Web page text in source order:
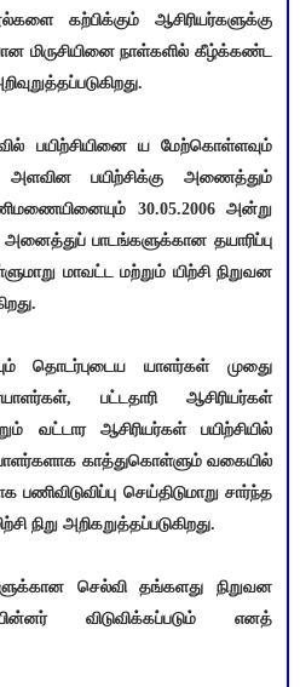
கற்பிக்கும் ஆசிரியர்களுக்கு
மிருசியினை நாள்களில் கீழ்க்கண்ட
பயிற்சியினை ய மேற்கொள்ளவும்
அளவின பயிற்சிக்கு அணைத்தும்
30.05.2006 அன்று
பாடங்களுக்கான தயாரிப்பு
மாவட்ட மற்றும் யிற்சி நிறுவன
தொடர்புடைய யாளர்கள் முதுை
பட்டதாரி ஆசிரியர்கள்
வட்டார ஆசிரியர்கள் பயிற்சியில்
காத்துகொள்ளும் வகையில்
பணிவிடுவிப்பு செய்திடுமாறு சார்ந்த
நிறு அறிகறுத்தப்படுகிறது.
செல்வி தங்களது நிறுவன
விடுவிக்கப்படும் எனத்